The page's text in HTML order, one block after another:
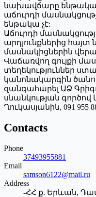
նախավճարը ենթակա
աճուրդի
ենթակա չէ:
Աճուրդի
արդյունքներից հայտ
մասնակիցներին
Վաճառվող գույքի
տեղեկություններ
կանոնակարգին
զանգահարել ԱՁ
սնանկության
Ղուկասյանին, 091
Contacts
Phone
37493955881
Email
samson6122@mail.ru
Address
-ՀՀ ք. Երևան,